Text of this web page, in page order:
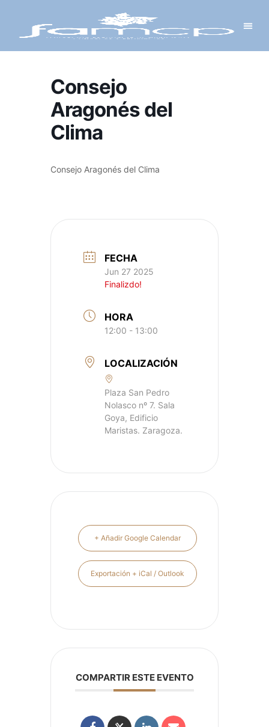
Consejo
Aragonés del
Clima
Consejo Aragonés del Clima
FECHA
Jun 27 2025
Finalizdo!
HORA
12:00 - 13:00
LOCALIZACIÓN
Plaza San Pedro
Nolasco nº 7. Sala
Goya, Edificio
Maristas. Zaragoza.
+ Añadir Google Calendar
Exportación + iCal / Outlook
COMPARTIR ESTE EVENTO